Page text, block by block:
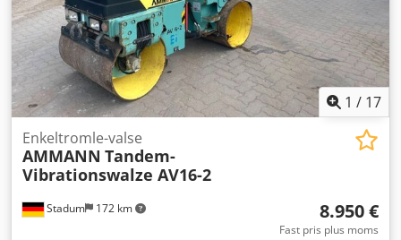
1 / 17
Stadum 172 km
Enkeltromle-valse
AMMANN Tandem-
Vibrationswalze AV16-2
8.950 €
Fast pris plus moms